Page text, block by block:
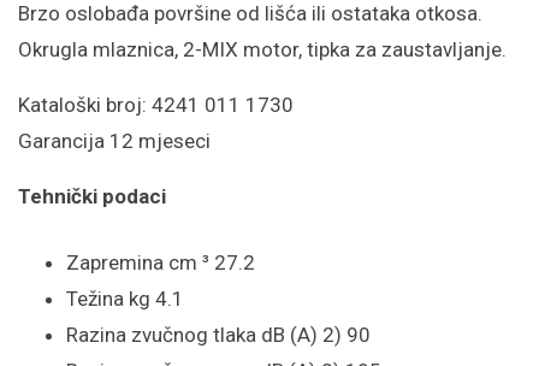
Brzo oslobađa površine od lišća ili ostataka otkosa.
Okrugla mlaznica, 2-MIX motor, tipka za zaustavljanje.
Kataloški broj: 4241 011 1730
Garancija 12 mjeseci
Tehnički podaci
Zapremina cm ³ 27.2
Težina kg 4.1
Razina zvučnog tlaka dB (A) 2) 90